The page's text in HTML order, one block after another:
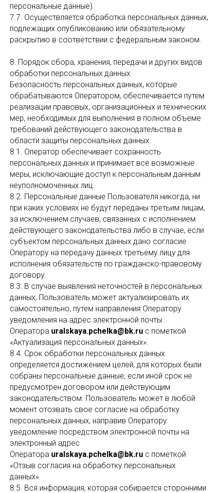
персональные данные).
7.7. Осуществляется обработка персональных данных,
подлежащих опубликованию или обязательному
раскрытию в соответствии с федеральным законом.
8. Порядок сбора, хранения, передачи и других видов
обработки персональных данных
Безопасность персональных данных, которые
обрабатываются Оператором, обеспечивается путем
реализации правовых, организационных и технических
мер, необходимых для выполнения в полном объеме
требований действующего законодательства в
области защиты персональных данных.
8.1. Оператор обеспечивает сохранность
персональных данных и принимает все возможные
меры, исключающие доступ к персональным данным
неуполномоченных лиц.
8.2. Персональные данные Пользователя никогда, ни
при каких условиях не будут переданы третьим лицам,
за исключением случаев, связанных с исполнением
действующего законодательства либо в случае, если
субъектом персональных данных дано согласие
Оператору на передачу данных третьему лицу для
исполнения обязательств по гражданско-правовому
договору.
8.3. В случае выявления неточностей в персональных
данных, Пользователь может актуализировать их
самостоятельно, путем направления Оператору
уведомления на адрес электронной почты
Оператора uralskaya.pchelka@bk.ru с пометкой
«Актуализация персональных данных».
8.4. Срок обработки персональных данных
определяется достижением целей, для которых были
собраны персональные данные, если иной срок не
предусмотрен договором или действующим
законодательством. Пользователь может в любой
момент отозвать свое согласие на обработку
персональных данных, направив Оператору
уведомление посредством электронной почты на
электронный адрес
Оператора uralskaya.pchelka@bk.ru с пометкой
«Отзыв согласия на обработку персональных
данных».
8.5. Вся информация, которая собирается сторонними